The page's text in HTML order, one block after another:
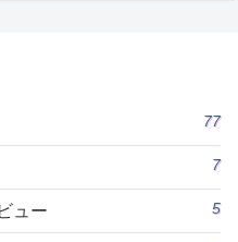
77
7
ュー 5